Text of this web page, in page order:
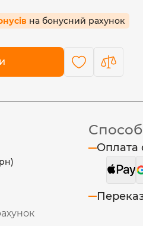
на бонусний рахунок
Оплата